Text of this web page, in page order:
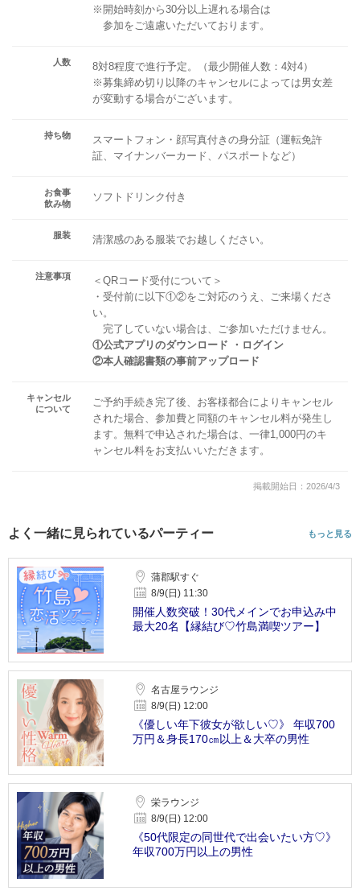
※開始時刻から30分以上遅れる場合は
参加をご遠慮いただいております。
人数
8対8程度で進行予定。（最少開催人数：4対4）
※募集締め切り以降のキャンセルによっては男女差
が変動する場合がございます。
持ち物
スマートフォン・顔写真付きの身分証（運転免許
証、マイナンバーカード、パスポートなど）
お食事
飲み物
ソフトドリンク付き
服装 清潔感のある服装でお越しください。
注意事項
＜QRコード受付について＞
・受付前に以下①②をご対応のうえ、ご来場くださ
い。
完了していない場合は、ご参加いただけません。
①公式アプリのダウンロード ・ログイン
②本人確認書類の事前アップロード
キャンセル
について
ご予約手続き完了後、お客様都合によりキャンセル
された場合、参加費と同額のキャンセル料が発生し
ます。無料で申込された場合は、一律1,000円のキ
ャンセル料をお支払いいただきます。
掲載開始日：2026/4/3
よく一緒に見られているパーティー もっと見る
蒲郡駅すぐ
8/9(日) 11:30
開催人数突破！30代メインでお申込み中
最大20名【縁結び♡竹島満喫ツアー】
名古屋ラウンジ
8/9(日) 12:00
《優しい年下彼女が欲しい♡》 年収700
万円＆身長170㎝以上＆大卒の男性
栄ラウンジ
8/9(日) 12:00
《50代限定の同世代で出会いたい方♡》
年収700万円以上の男性